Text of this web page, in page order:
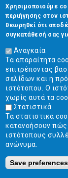
CAPTCHA
This
question is
for testing
whether or
not you are a
human visitor
and to
prevent
automated
spam
submissions.
5+2
Επικοινωνία
Στουρνάρη 17,
2103304444
Δευ - Πεμ:
Σάβ - Κυρ:
Χρησιμοποιούμε
περιήγησης στον
θεωρηθεί ότι
συγκατάθεσή σας
Αναγκαία
Τα απαραίτητα
επιτρέποντας
σελίδων και η
ιστότοπου. Ο
χωρίς αυτά τα
Στατιστικά
Τα στατιστικά
κατανοήσουν πώς
ιστότοπους
ανώνυμα.
Save preferences